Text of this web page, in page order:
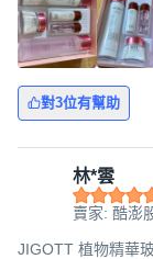
對3位有幫助
林*雲
賣家: 酷澎
JIGOTT 植物精華